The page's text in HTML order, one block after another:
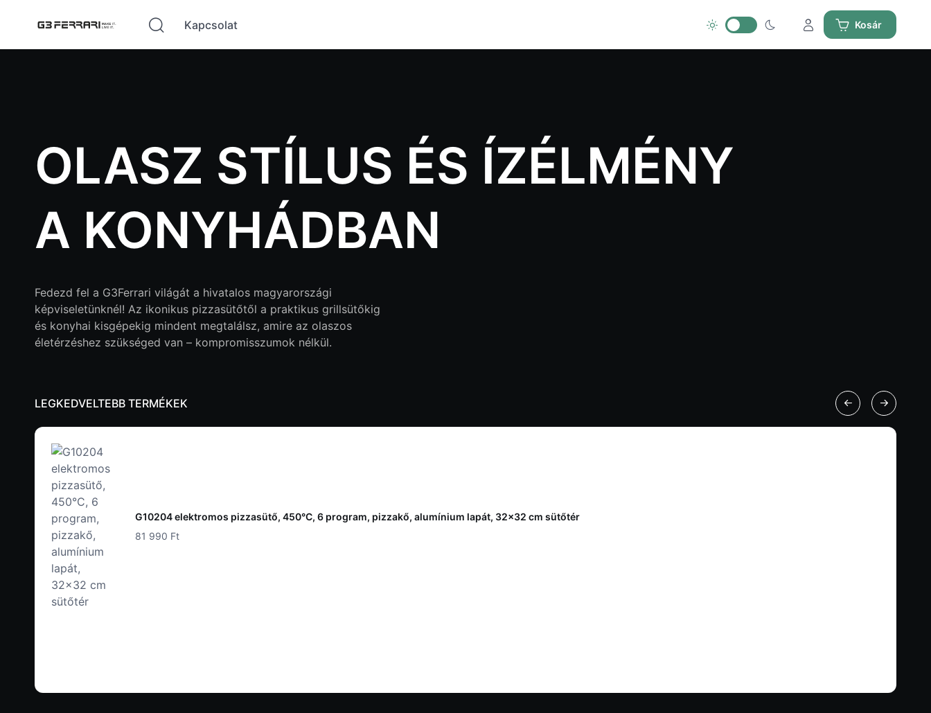
Kosár
Kapcsolat
OLASZ STÍLUS ÉS ÍZÉLMÉNY
A KONYHÁDBAN
Fedezd fel a G3Ferrari világát a hivatalos magyarországi
képviseletünknél! Az ikonikus pizzasütőtől a praktikus grillsütőkig
és konyhai kisgépekig mindent megtalálsz, amire az olaszos
életérzéshez szükséged van – kompromisszumok nélkül.
LEGKEDVELTEBB TERMÉKEK
G10204 elektromos pizzasütő, 450°C, 6 program, pizzakő, alumínium lapát, 32x32 cm sütőtér
81 990 Ft